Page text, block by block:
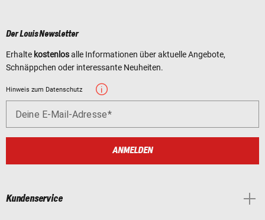
Der Louis Newsletter
Erhalte kostenlosalle Informationen über aktuelle Angebote,
Schnäppchen oder interessante Neuheiten.
Hinweis zum Datenschutz
Deine E-Mail-Adresse
ANMELDEN
Kundenservice